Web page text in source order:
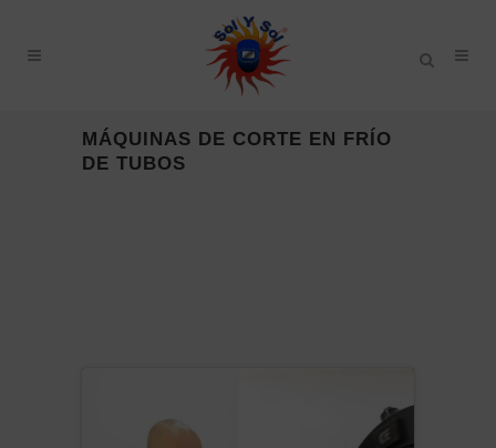
MÁQUINAS DE CORTE EN FRÍO
DE TUBOS